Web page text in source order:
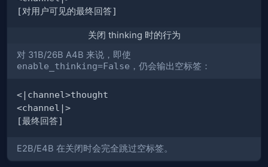
关闭 thinking 时的行为
对 31B/26B A4B 来说，即使
enable_thinking=False ，仍会输出空标签：
E2B/E4B 在关闭时会完全跳过空标签。